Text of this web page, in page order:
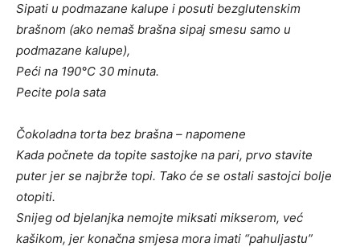
Sipati u podmazane kalupe i posuti bezglutenskim
brašnom (ako nemaš brašna sipaj smesu samo u
podmazane kalupe),
Peći na 190°C 30 minuta.
Pecite pola sata
Čokoladna torta bez brašna – napomene
Kada počnete da topite sastojke na pari, prvo stavite
puter jer se najbrže topi. Tako će se ostali sastojci bolje
otopiti.
Snijeg od bjelanjka nemojte miksati mikserom, već
kašikom, jer konačna smjesa mora imati “pahuljastu”